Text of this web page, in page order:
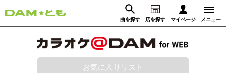
曲を探す 店を探す マイページ メニュー
ログイン
お気に入りリスト